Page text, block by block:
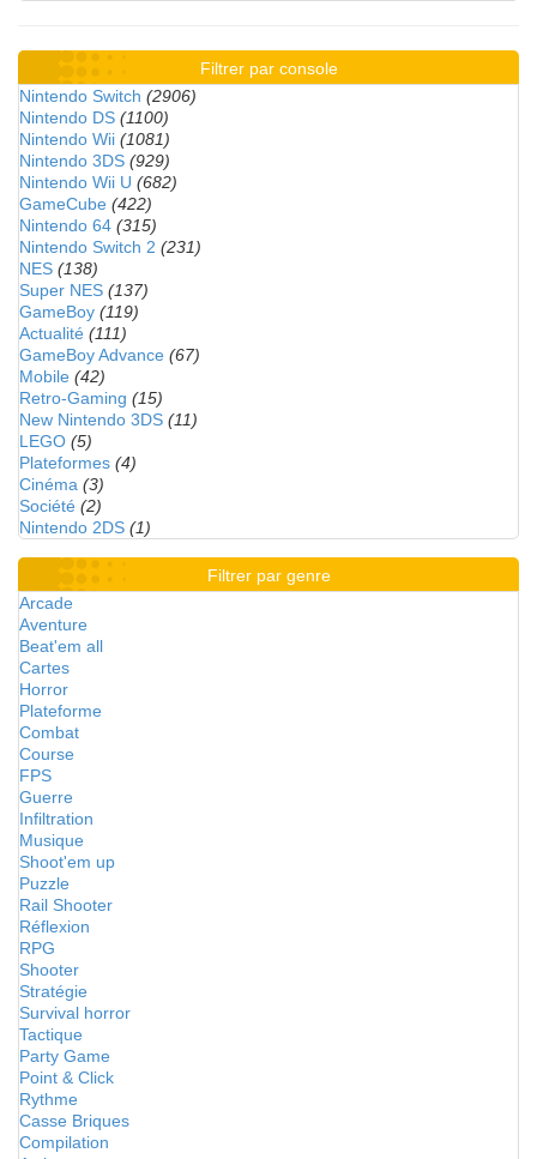
Filtrer par console
Nintendo Switch (2906)
Nintendo DS (1100)
Nintendo Wii (1081)
Nintendo 3DS (929)
Nintendo Wii U (682)
GameCube (422)
Nintendo 64 (315)
Nintendo Switch 2 (231)
NES (138)
Super NES (137)
GameBoy (119)
Actualité (111)
GameBoy Advance (67)
Mobile (42)
Retro-Gaming (15)
New Nintendo 3DS (11)
LEGO (5)
Plateformes (4)
Cinéma (3)
Société (2)
Nintendo 2DS (1)
Filtrer par genre
Arcade
Aventure
Beat'em all
Cartes
Horror
Plateforme
Combat
Course
FPS
Guerre
Infiltration
Musique
Shoot'em up
Puzzle
Rail Shooter
Réflexion
RPG
Shooter
Stratégie
Survival horror
Tactique
Party Game
Point & Click
Rythme
Casse Briques
Compilation